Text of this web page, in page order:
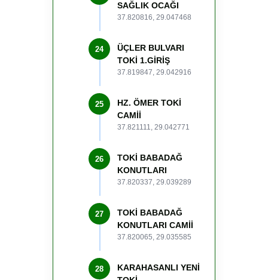
SAĞLIK OCAĞI
37.820816, 29.047468
24
ÜÇLER BULVARI
TOKİ 1.GİRİŞ
37.819847, 29.042916
25
HZ. ÖMER TOKİ
CAMİİ
37.821111, 29.042771
26
TOKİ BABADAĞ
KONUTLARI
37.820337, 29.039289
27
TOKİ BABADAĞ
KONUTLARI CAMİİ
37.820065, 29.035585
28
KARAHASANLI YENİ